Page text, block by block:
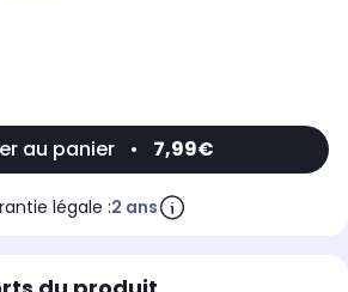
au panier • 7,99€
légale :2 ans